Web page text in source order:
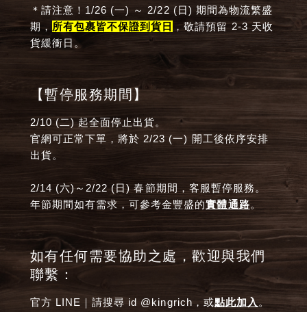
＊請注意！1/26 (一) ～ 2/22 (日) 期間為物流繁盛
期， 所有包裹皆不保證到貨日 ，敬請預留 2-3 天收
貨緩衝日。
【暫停服務期間】
2/10 (二) 起全面停止出貨。
官網可正常下單，將於 2/23 (一) 開工後依序安排
出貨。
2/14 (六)～2/22 (日) 春節期間，客服暫停服務。
年節期間如有需求，可參考金豐盛的實體通路。
如有任何需要協助之處，歡迎與我們
聯繫：
官方 LINE｜請搜尋 id @kingrich，或點此加入。